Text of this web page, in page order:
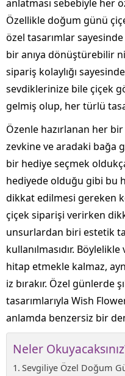
anlatması sebebiyle her
Özellikle doğum günü
özel tasarımlar
bir anıya dönüştürebilir
sipariş kolaylığı
sevdiklerinize bile çiçek
gelmiş olup, her türlü
Özenle hazırlanan her
zevkine ve aradaki bağa
bir hediye seçmek
hediyede olduğu gibi bu
dikkat edilmesi gereken
çiçek siparişi verirken
unsurlardan biri estetik
kullanılmasıdır.
hitap etmekle kalmaz,
iz bırakır. Özel günlerde
tasarımlarıyla Wish
anlamda benzersiz bir
Neler
Sevgiliye Özel Doğum